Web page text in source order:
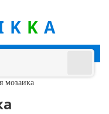
K A
мозаика